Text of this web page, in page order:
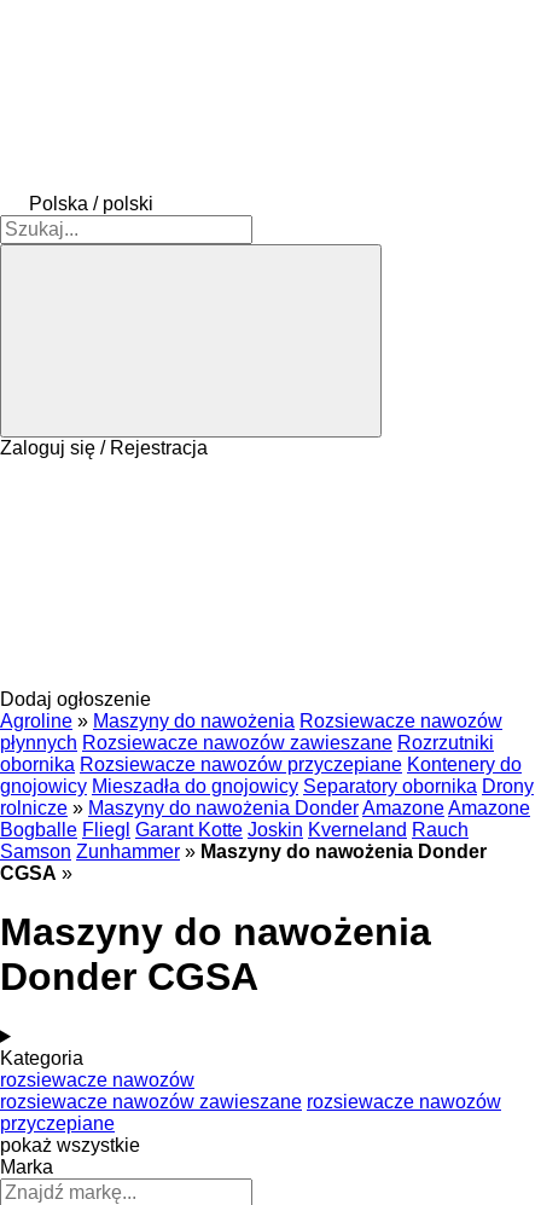
Polska / polski
Zaloguj się / Rejestracja
Dodaj ogłoszenie
Agroline » Maszyny do nawożenia Rozsiewacze nawozów
płynnych Rozsiewacze nawozów zawieszane Rozrzutniki
obornika Rozsiewacze nawozów przyczepiane Kontenery do
gnojowicy Mieszadła do gnojowicy Separatory obornika Drony
rolnicze » Maszyny do nawożenia DonderAmazoneAmazone
Bogballe Fliegl Garant Kotte Joskin Kverneland Rauch
Samson Zunhammer » Maszyny do nawożenia Donder
CGSA »
Maszyny do nawożenia
Donder CGSA
Kategoria
rozsiewacze nawozów
rozsiewacze nawozów zawieszane rozsiewacze nawozów
przyczepiane
pokaż wszystkie
Marka